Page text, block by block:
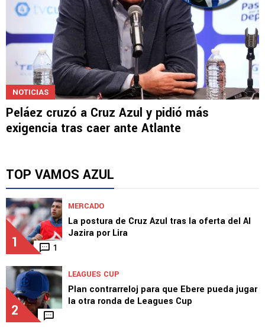
NOTICIAS
Peláez cruzó a Cruz Azul y pidió más
exigencia tras caer ante Atlante
TOP VAMOS AZUL
1 1
MERCADO
La postura de Cruz Azul tras la oferta del Al
Jazira por Lira
2
LEAGUES CUP
Plan contrarreloj para que Ebere pueda jugar
la otra ronda de Leagues Cup